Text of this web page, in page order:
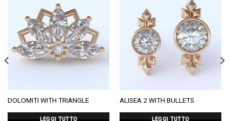
DOLOMITI WITH TRIANGLE
LEGGI TUTTO
ALISEA 2 WITH BULLETS
LEGGI TUTTO